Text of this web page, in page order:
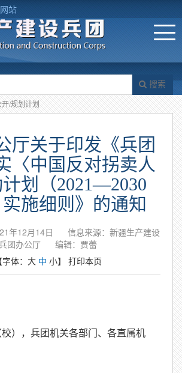
站
搜索
/规划计划
厅关于印发《兵团
〈中国反对拐卖人
划（2021—2030
施细则》的通知
年12月14日
信息来源：新疆生产建设
团办公厅
编辑：贾蕾
【字体： 大 中 小】 打印本页
），兵团机关各部门、各直属机